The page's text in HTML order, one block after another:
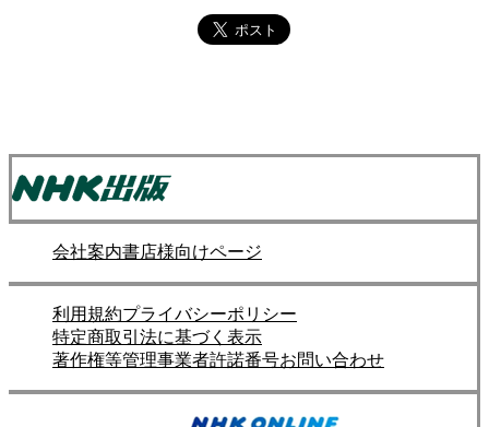
会社案内書店様向けページ
利用規約プライバシーポリシー
特定商取引法に基づく表示
著作権等管理事業者許諾番号お問い合わせ